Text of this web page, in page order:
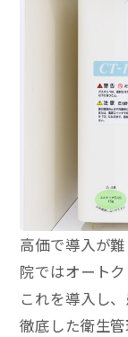
高価で導入が
院ではオート
これを導入し
徹底した衛生管